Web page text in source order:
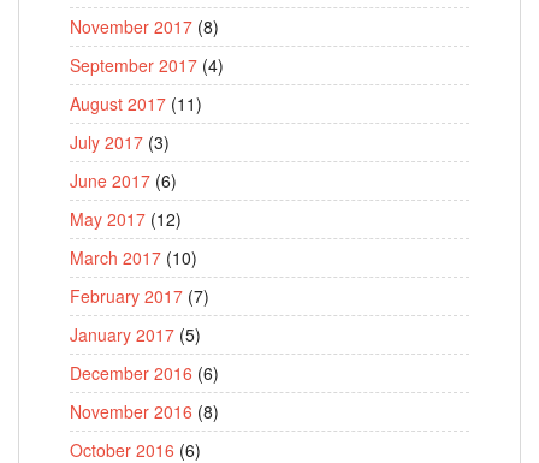
November 2017 (8)
September 2017 (4)
August 2017 (11)
July 2017 (3)
June 2017 (6)
May 2017 (12)
March 2017 (10)
February 2017 (7)
January 2017 (5)
December 2016 (6)
November 2016 (8)
October 2016 (6)